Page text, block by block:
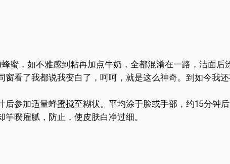
蜜，如不雅感到粘再加点牛奶，全都混淆在一路，洁面
看了我都说我变白了，呵呵，就是这么神奇。到如今我
参加适量蜂蜜搅至糊状。平均涂于脸或手部，约15分钟
暌雇腻，防止，使皮肤白净过细。